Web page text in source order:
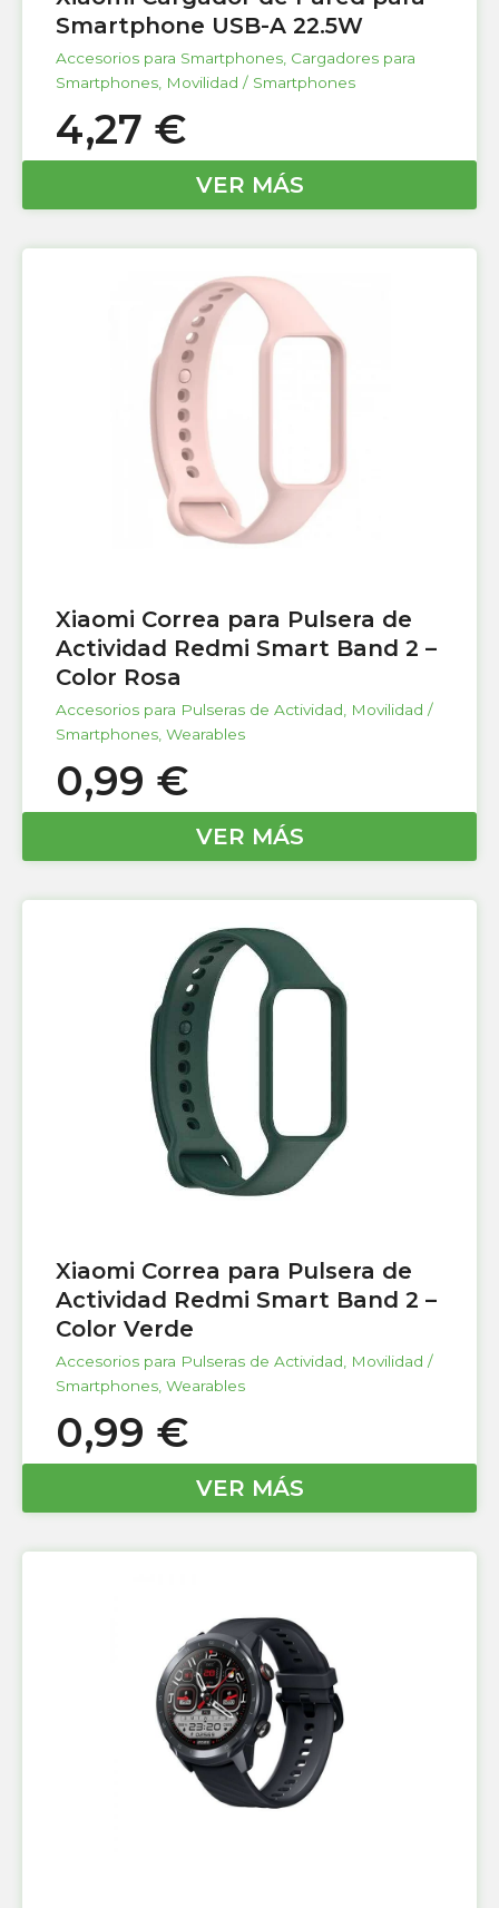
Smartphone USB-A 22.5W
Accesorios para Smartphones Cargadores para
Smartphones Movilidad / Smartphones
4,27 €
VER MÁS
Xiaomi Correa para Pulsera de
Actividad Redmi Smart Band 2 –
Color Rosa
Accesorios para Pulseras de Actividad
Movilidad /
Smartphones Wearables
0,99 €
VER MÁS
Xiaomi Correa para Pulsera de
Actividad Redmi Smart Band 2 –
Color Verde
Accesorios para Pulseras de Actividad, Movilidad /
Smartphones, Wearables
0,99 €
VER MÁS